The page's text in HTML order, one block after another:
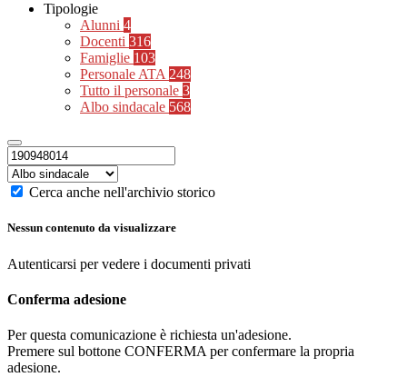
Tipologie
Alunni 4
Docenti 316
Famiglie 103
Personale ATA 248
Tutto il personale 3
Albo sindacale 568
Cerca anche nell'archivio storico
Nessun contenuto da visualizzare
Autenticarsi per vedere i documenti privati
Conferma adesione
Per questa comunicazione è richiesta un'adesione.
Premere sul bottone CONFERMA per confermare la propria
adesione.